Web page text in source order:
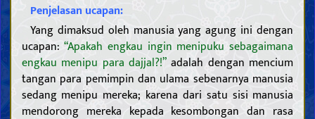
Penjelasan ucapan:
Yang dimaksud oleh manusia yang agung ini dengan
ucapan: “Apakah engkau ingin menipuku sebagaimana
engkau menipu para dajjal?!”adalah dengan mencium
tangan para pemimpin dan ulama sebenarnya manusia
sedang menipu mereka; karena dari satu sisi manusia
mendorong mereka kepada kesombongan dan rasa